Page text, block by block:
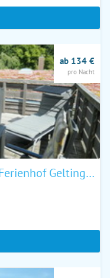
Ferienwohnung Hafenblick Ferienhof Geltinger Bucht
ab 134 €
pro Nacht